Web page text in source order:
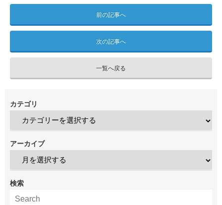
前の記事へ
次の記事へ
一覧へ戻る
カテゴリ
アーカイブ
検索